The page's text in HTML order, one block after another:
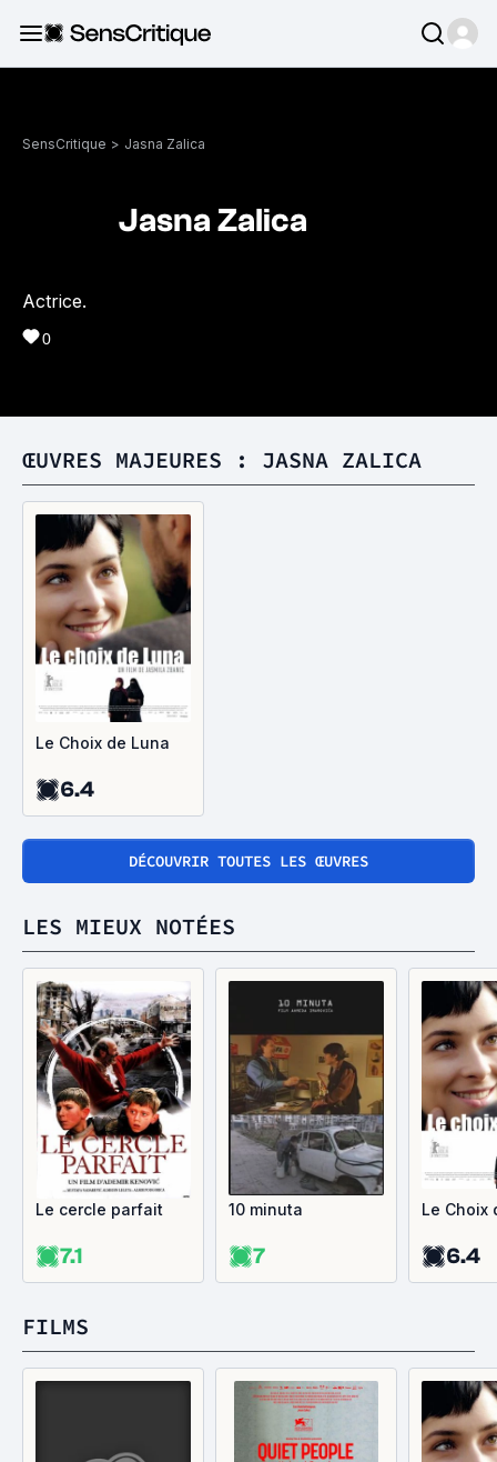
SensCritique > Jasna Zalica
Jasna Zalica
Actrice.
0
ŒUVRES MAJEURES : JASNA ZALICA
Le Choix de Luna
6.4
DÉCOUVRIR TOUTES LES ŒUVRES
LES MIEUX NOTÉES
Le cercle parfait
7.1
10 minuta
7
Le Choix
6.4
FILMS